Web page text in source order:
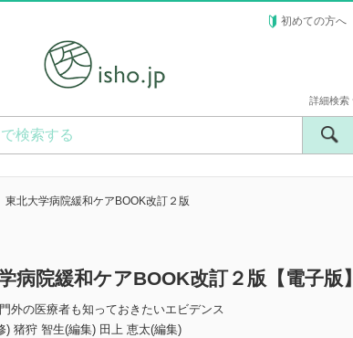
初めての方へ
詳細検索
東北大学病院緩和ケアBOOK改訂２版
病院緩和ケアBOOK改訂２版【電子版】
外の医療者も知っておきたいエビデンス
) 猪狩 智生(編集) 田上 恵太(編集)